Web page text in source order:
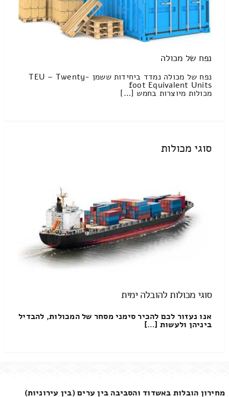
נפח של מכולה
נפח של מכולה נמדד ביחידות ששמן TEU – Twenty-
foot Equivalent Units
מכולות מיוצרות בחמש […]
סוגי מכולות
סוגי מכולות להובלה ימית
אנו נעזור לכם להכיר סימני מסחר של המכולות, להבדיל
ביניהן ולעשות […]
מחירון הובלות באשדוד והסביבה בין ערים (בין עירוניות)